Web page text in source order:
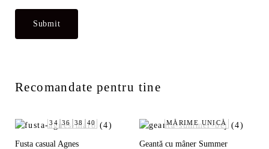
Recomandate pentru tine
34 36 38 40
Fusta casual Agnes
MĂRIME UNICĂ
Geantă cu mâner Summer